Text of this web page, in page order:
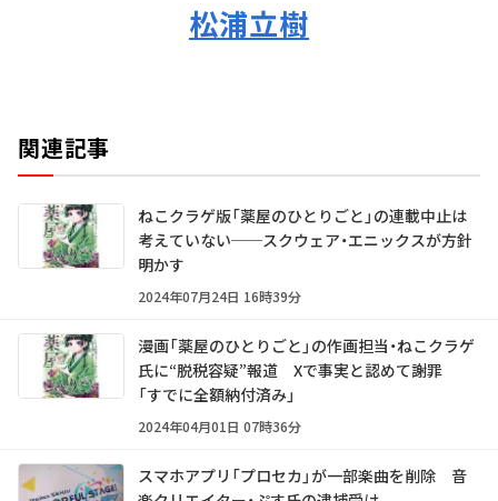
松浦立樹
関連記事
ねこクラゲ版「薬屋のひとりごと」の連載中止は
考えていない──スクウェア・エニックスが方針
明かす
2024年07月24日 16時39分
漫画「薬屋のひとりごと」の作画担当・ねこクラゲ
氏に“脱税容疑”報道 Xで事実と認めて謝罪
「すでに全額納付済み」
2024年04月01日 07時36分
スマホアプリ「プロセカ」が一部楽曲を削除 音